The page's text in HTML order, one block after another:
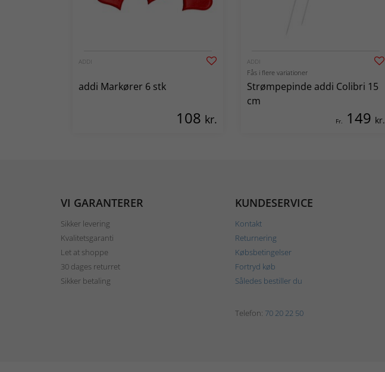
ADDI
addi Markører 6 stk
108 kr.
ADDI
Fås i flere variationer
Strømpepinde addi Colibri 15
cm
Fr. 149 kr.
VI GARANTERER
Sikker levering
Kvalitetsgaranti
Let at shoppe
30 dages returret
Sikker betaling
KUNDESERVICE
Kontakt
Returnering
Købsbetingelser
Fortryd køb
Således bestiller du
Telefon: 70 20 22 50